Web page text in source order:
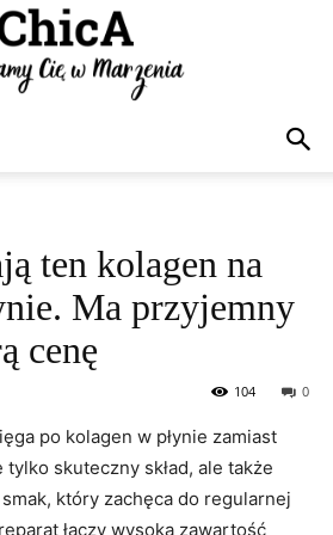
ten kolagen na
Ma przyjemny
cenę
0
104
po kolagen w płynie zamiast
skuteczny skład, ale także
który zachęca do regularnej
łączy wysoką zawartość